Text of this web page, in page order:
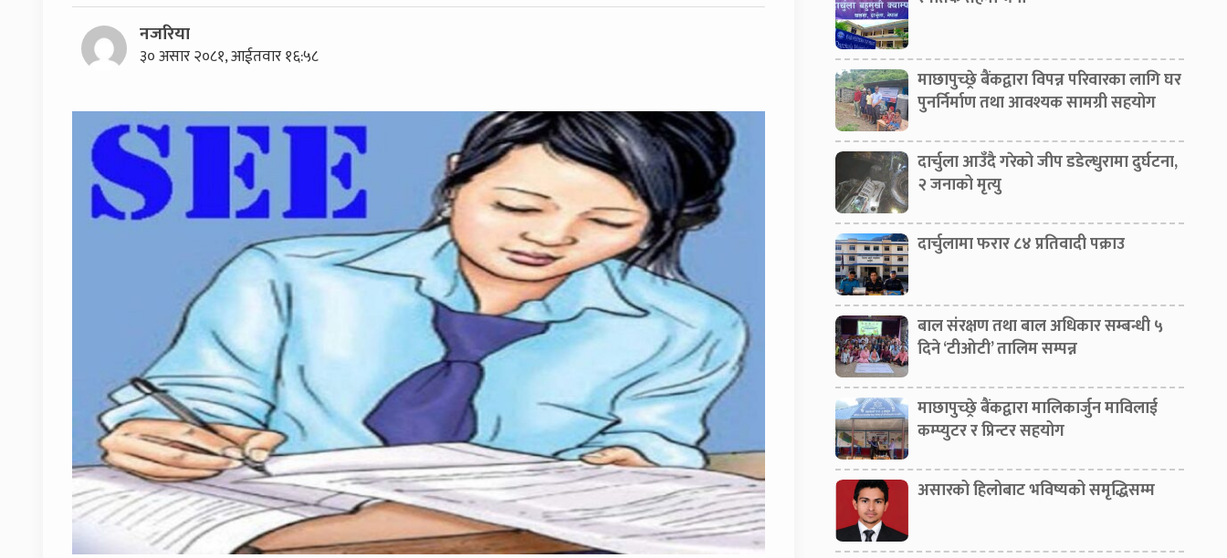
नजरिया
३० असार २०८१, आईतवार १६:५८
माछापुच्छ्रे बैंकद्वारा विपन्न परिवारका लागि घर
पुनर्निर्माण तथा आवश्यक सामग्री सहयोग
दार्चुला आउँदै गरेको जीप डडेल्धुरामा दुर्घटना,
२ जनाको मृत्यु
दार्चुलामा फरार ८४ प्रतिवादी पक्राउ
बाल संरक्षण तथा बाल अधिकार सम्बन्धी ५
दिने ‘टीओटी’ तालिम सम्पन्न
माछापुच्छ्रे बैंकद्वारा मालिकार्जुन माविलाई
कम्प्युटर र प्रिन्टर सहयोग
असारको हिलोबाट भविष्यको समृद्धिसम्म